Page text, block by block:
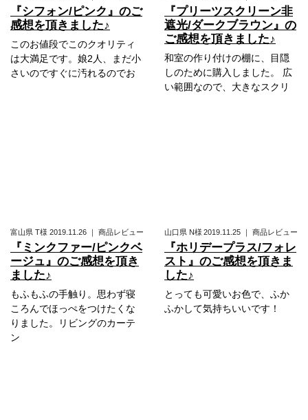
『シフォン/ピンク』のご
感想を頂きました♪
このお値段でこのクオリティ
は大満足です。娘2人、まだ小
さいのですぐに汚れるのでお
『プリーツスクリーン非
遮光/ダークブラウン』の
ご感想を頂きました♪
和室の作り付けの棚に、目隠
しのために購入しました。 広
い範囲なので、大きなスクリ
富山県 T様 2019.11.26 ｜ 商品レビュー
『ミンクファー/ピンクベ
ージュ』のご感想を頂き
ました♪
もふもふの手触り。思わず寝
ころんでほっぺをつけたくな
りました。リビングのカーテ
ン
山口県 N様2019.11.25 ｜ 商品レビュー
『ホリデープラス/フォレ
スト』のご感想を頂きま
した♪
とっても可愛いお色で、ふか
ふかして気持ちいいです！